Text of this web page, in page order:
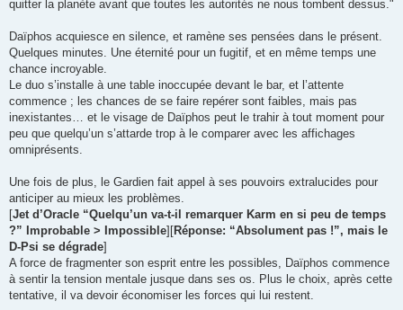
quitter la planète avant que toutes les autorités ne nous tombent dessus."
Daïphos acquiesce en silence, et ramène ses pensées dans le présent.
Quelques minutes. Une éternité pour un fugitif, et en même temps une
chance incroyable.
Le duo s’installe à une table inoccupée devant le bar, et l’attente
commence ; les chances de se faire repérer sont faibles, mais pas
inexistantes… et le visage de Daïphos peut le trahir à tout moment pour
peu que quelqu’un s’attarde trop à le comparer avec les affichages
omniprésents.
Une fois de plus, le Gardien fait appel à ses pouvoirs extralucides pour
anticiper au mieux les problèmes.
[Jet d’Oracle “Quelqu’un va-t-il remarquer Karm en si peu de temps
?” Improbable > Impossible][Réponse: “Absolument pas !”, mais le
D-Psi se dégrade]
A force de fragmenter son esprit entre les possibles, Daïphos commence
à sentir la tension mentale jusque dans ses os. Plus le choix, après cette
tentative, il va devoir économiser les forces qui lui restent.